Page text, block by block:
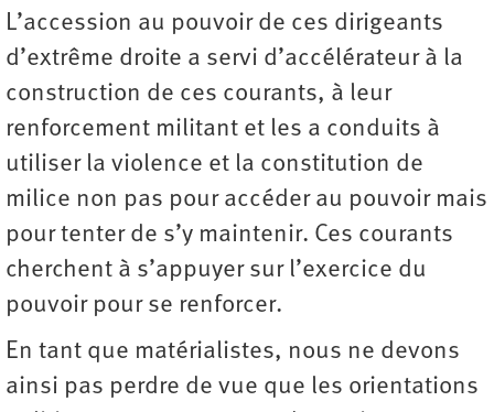
L’accession au pouvoir de ces dirigeants
d’extrême droite a servi d’accélérateur à la
construction de ces courants, à leur
renforcement militant et les a conduits à
utiliser la violence et la constitution de
milice non pas pour accéder au pouvoir mais
pour tenter de s’y maintenir. Ces courants
cherchent à s’appuyer sur l’exercice du
pouvoir pour se renforcer.
En tant que matérialistes, nous ne devons
ainsi pas perdre de vue que les orientations